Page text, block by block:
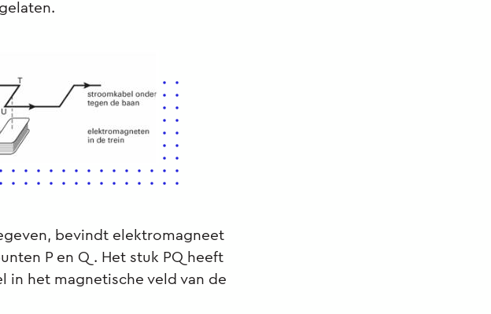
bevindt elektromagneet
P en Q. Het stuk PQ heeft
in het magnetische veld van de